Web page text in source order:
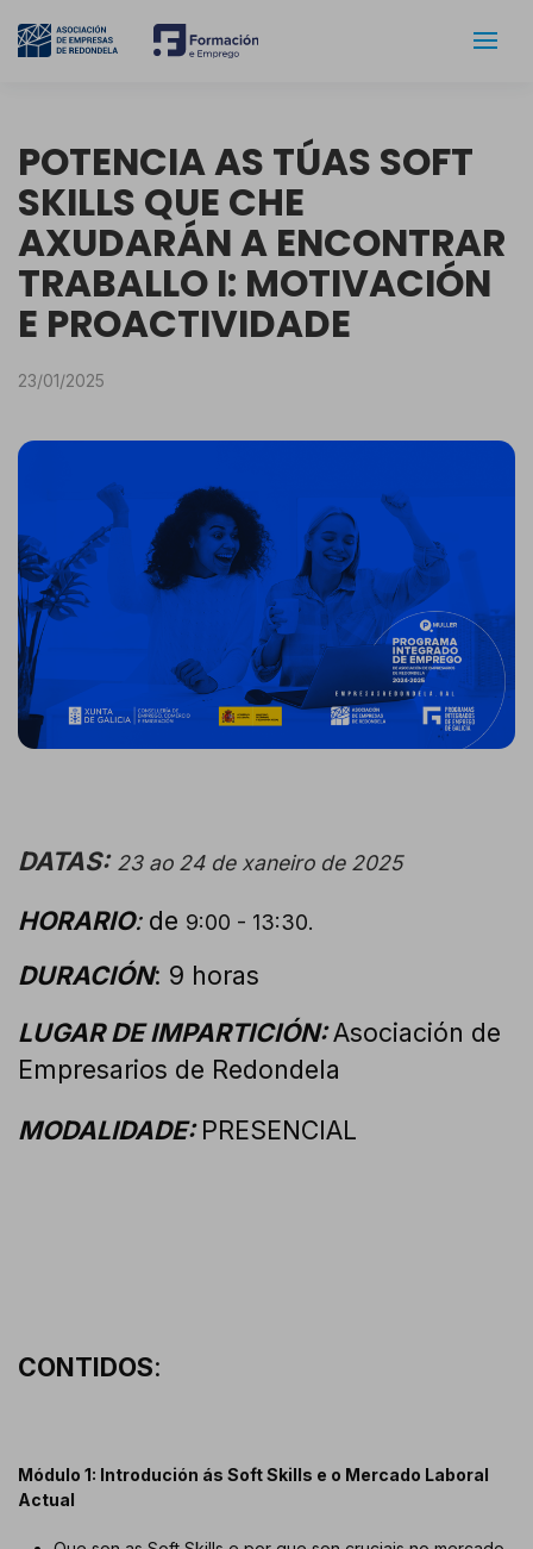
POTENCIA AS TÚAS SOFT
SKILLS QUE CHE
AXUDARÁN A ENCONTRAR
TRABALLO I: MOTIVACIÓN
E PROACTIVIDADE
23/01/2025
DATAS: 23 ao 24 de xaneiro de 2025
HORARIO: de 9:00 - 13:30.
DURACIÓN: 9 horas
LUGAR DE IMPARTICIÓN:Asociación de
Empresarios de Redondela
MODALIDADE: PRESENCIAL
CONTIDOS:
Módulo 1: Introdución ás Soft Skills e o Mercado Laboral
Actual